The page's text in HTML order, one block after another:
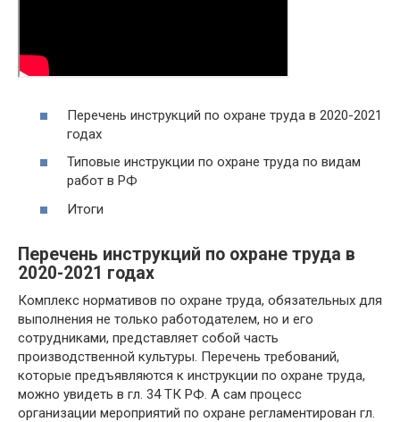
Перечень инструкций по охране труда в 2020-2021
годах
Типовые инструкции по охране труда по видам
работ в РФ
Итоги
Перечень инструкций по охране труда в
2020-2021 годах
Комплекс нормативов по охране труда, обязательных для
выполнения не только работодателем, но и его
сотрудниками, представляет собой часть
производственной культуры. Перечень требований,
которые предъявляются к инструкции по охране труда,
можно увидеть в гл. 34 ТК РФ. А сам процесс
организации мероприятий по охране регламентирован гл.